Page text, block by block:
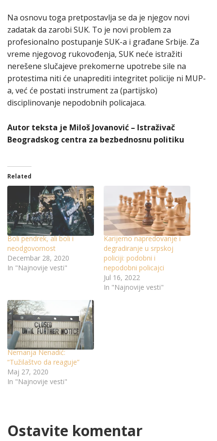
Na osnovu toga pretpostavlja se da je njegov novi
zadatak da zarobi SUK. To je novi problem za
profesionalno postupanje SUK-a i građane Srbije. Za
vreme njegovog rukovođenja, SUK neće istražiti
nerešene slučajeve prekomerne upotrebe sile na
protestima niti će unaprediti integritet policije ni MUP-
a, već će postati instrument za (partijsko)
disciplinovanje nepodobnih policajaca.
Autor teksta je Miloš Jovanović – Istraživač
Beogradskog centra za bezbednosnu politiku
Related
Boli pendrek, ali boli i
neodgovornost
Decembar 28, 2020
In "Najnovije vesti"
Karijerno napredovanje i
degradiranje u srpskoj
policiji: podobni i
nepodobni policajci
Jul 16, 2022
In "Najnovije vesti"
Nemanja Nenadić:
“Tužilaštvo da reaguje”
Maj 27, 2020
In "Najnovije vesti"
Ostavite komentar